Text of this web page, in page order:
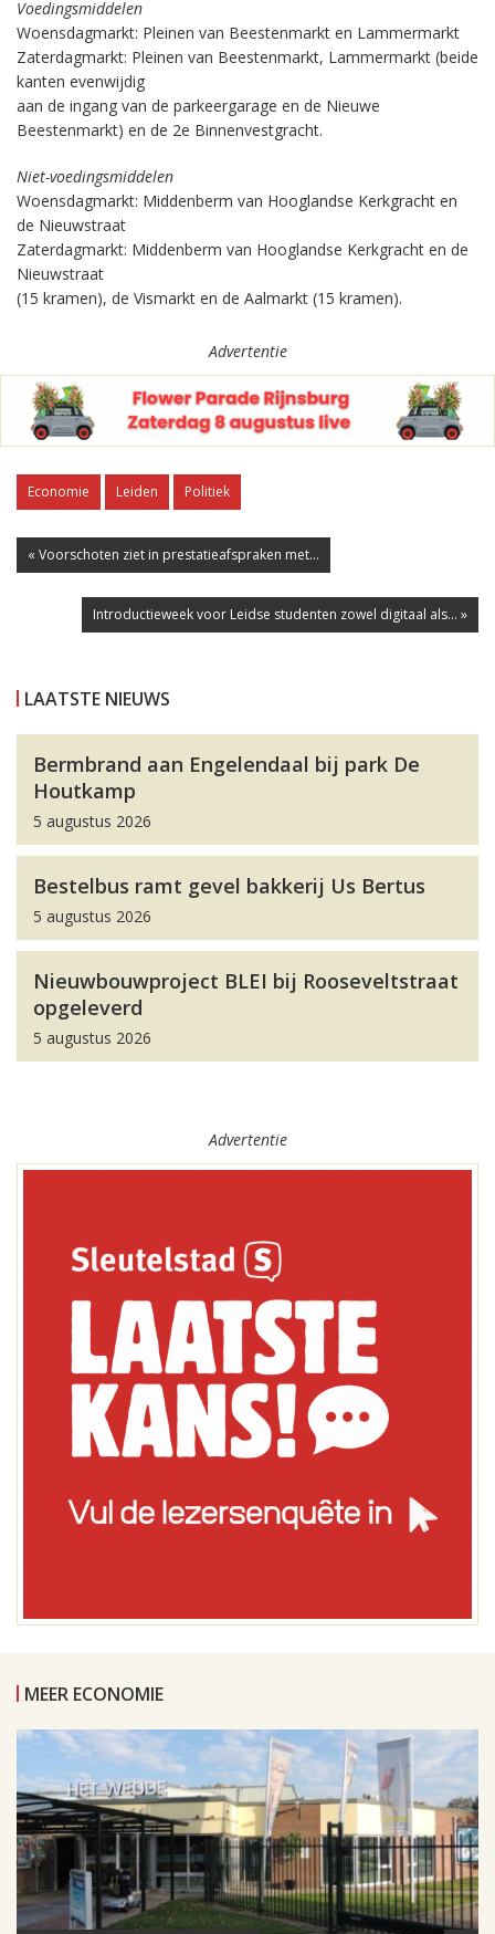
Voedingsmiddelen
Woensdagmarkt: Pleinen van Beestenmarkt en Lammermarkt
Zaterdagmarkt: Pleinen van Beestenmarkt, Lammermarkt (beide
kanten evenwijdig
aan de ingang van de parkeergarage en de Nieuwe
Beestenmarkt) en de 2e Binnenvestgracht.
Niet-voedingsmiddelen
Woensdagmarkt: Middenberm van Hooglandse Kerkgracht en
de Nieuwstraat
Zaterdagmarkt: Middenberm van Hooglandse Kerkgracht en de
Nieuwstraat
(15 kramen), de Vismarkt en de Aalmarkt (15 kramen).
Advertentie
Economie Leiden Politiek
« Voorschoten ziet in prestatieafspraken met...
Introductieweek voor Leidse studenten zowel digitaal als... »
LAATSTE NIEUWS
Bermbrand aan Engelendaal bij park De
Houtkamp
5 augustus 2026
Bestelbus ramt gevel bakkerij Us Bertus
5 augustus 2026
Nieuwbouwproject BLEI bij Rooseveltstraat
opgeleverd
5 augustus 2026
Advertentie
MEER ECONOMIE